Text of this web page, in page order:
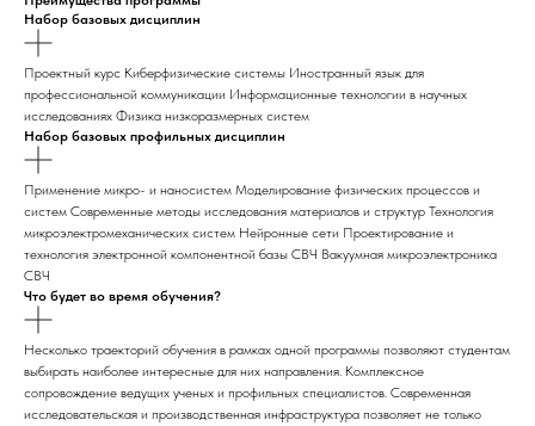
Набор базовых дисциплин
Проектный курс Киберфизические системы Иностранный язык для
профессиональной коммуникации Информационные технологии в научных
исследованиях Физика низкоразмерных систем
Набор базовых профильных дисциплин
Применение микро- и наносистем Моделирование физических процессов и
систем Современные методы исследования материалов и структур Технология
микроэлектромеханических систем Нейронные сети Проектирование и
технология электронной компонентной базы СВЧ Вакуумная микроэлектроника
СВЧ
Что будет во время обучения?
Несколько траекторий обучения в рамках одной программы позволяют студентам
выбирать наиболее интересные для них направления. Комплексное
сопровождение ведущих ученых и профильных специалистов. Современная
исследовательская и производственная инфраструктура позволяет не только